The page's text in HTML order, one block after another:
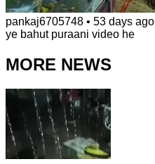
pankaj6705748 • 53 days ago
ye bahut puraani video he
MORE NEWS